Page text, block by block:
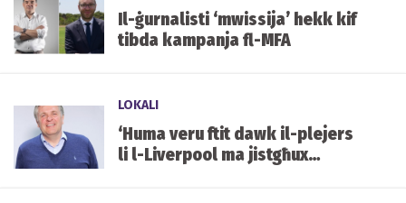
Il-ġurnalisti ‘mwissija’ hekk kif
tibda kampanja fl-MFA
LOKALI
‘Huma veru ftit dawk il-plejers
li l-Liverpool ma jistgħux